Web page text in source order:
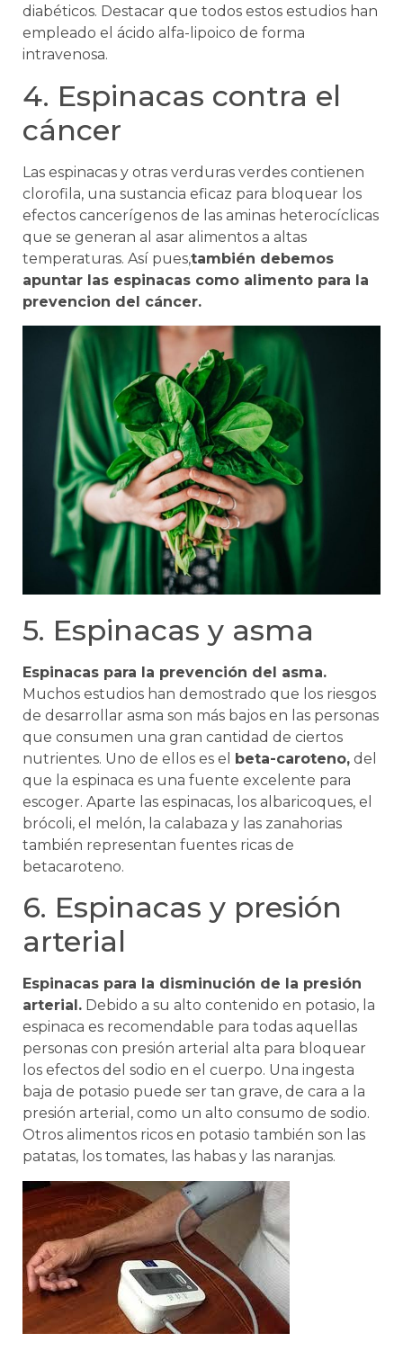
diabéticos. Destacar que todos estos estudios han
empleado el ácido alfa-lipoico de forma
intravenosa.
4. Espinacas contra el
cáncer
Las espinacas y otras verduras verdes contienen
clorofila, una sustancia eficaz para bloquear los
efectos cancerígenos de las aminas heterocíclicas
que se generan al asar alimentos a altas
temperaturas. Así pues,también debemos
apuntar las espinacas como alimento para la
prevencion del cáncer.
5. Espinacas y asma
Espinacas para la prevención del asma.
Muchos estudios han demostrado que los riesgos
de desarrollar asma son más bajos en las personas
que consumen una gran cantidad de ciertos
nutrientes. Uno de ellos es el beta-caroteno, del
que la espinaca es una fuente excelente para
escoger. Aparte las espinacas, los albaricoques, el
brócoli, el melón, la calabaza y las zanahorias
también representan fuentes ricas de
betacaroteno.
6. Espinacas y presión
arterial
Espinacas para la disminución de la presión
arterial. Debido a su alto contenido en potasio, la
espinaca es recomendable para todas aquellas
personas con presión arterial alta para bloquear
los efectos del sodio en el cuerpo. Una ingesta
baja de potasio puede ser tan grave, de cara a la
presión arterial, como un alto consumo de sodio.
Otros alimentos ricos en potasio también son las
patatas, los tomates, las habas y las naranjas.